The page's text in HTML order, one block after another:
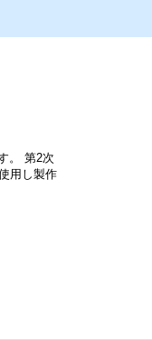
。 第2次
用し製作